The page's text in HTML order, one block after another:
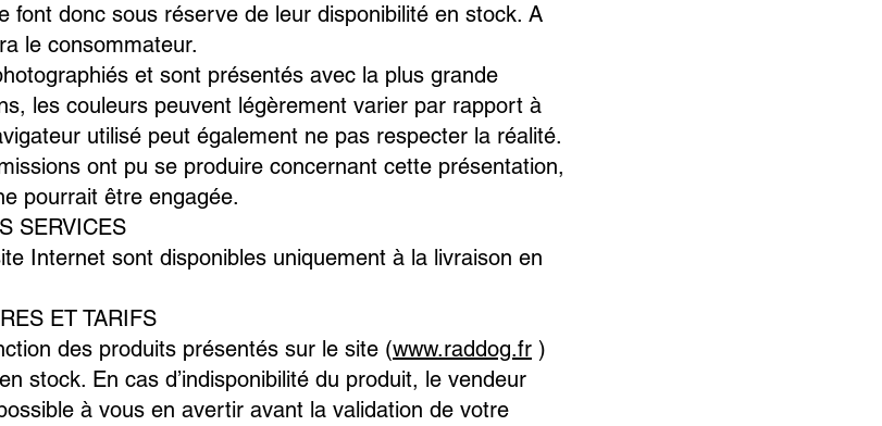
font donc sous réserve de leur disponibilité en stock. A
le consommateur.
et sont présentés avec la plus grande
les couleurs peuvent légèrement varier par rapport à
utilisé peut également ne pas respecter la réalité.
ont pu se produire concernant cette présentation,
pourrait être engagée.
SERVICES
Internet sont disponibles uniquement à la livraison en
ET TARIFS
des produits présentés sur le site (www.raddog.fr )
stock. En cas d’indisponibilité du produit, le vendeur
à vous en avertir avant la validation de votre